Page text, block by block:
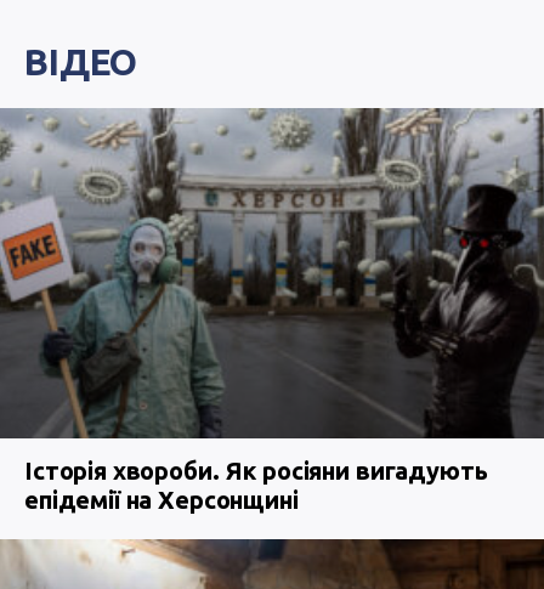
ВІДЕО
Історія хвороби. Як росіяни вигадують
епідемії на Херсонщині